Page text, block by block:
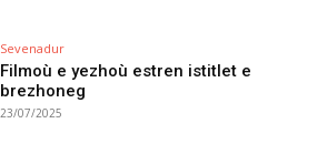
Sevenadur
Filmoù e yezhoù estren istitlet e
brezhoneg
23/07/2025